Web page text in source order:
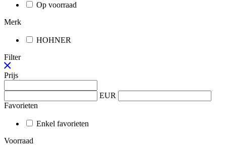
Op voorraad
Merk
HOHNER
Filter
Prijs
EUR
Favorieten
Enkel favorieten
Voorraad